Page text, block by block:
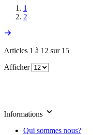
1
2
Articles 1 à 12 sur 15
Afficher
Informations
Qui sommes nous?